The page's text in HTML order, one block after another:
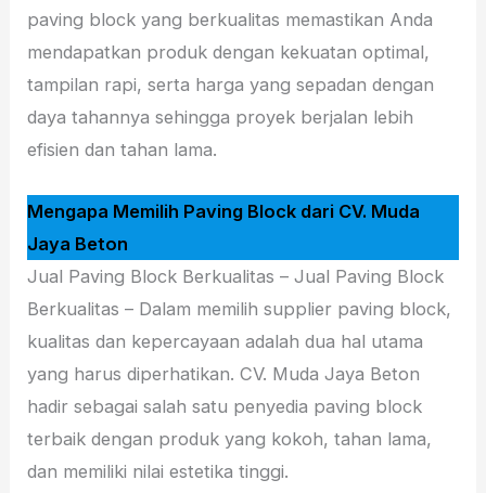
paving block yang berkualitas memastikan Anda
mendapatkan produk dengan kekuatan optimal,
tampilan rapi, serta harga yang sepadan dengan
daya tahannya sehingga proyek berjalan lebih
efisien dan tahan lama.
Mengapa Memilih Paving Block dari CV. Muda
Jaya Beton
Jual Paving Block Berkualitas – Jual Paving Block
Berkualitas – Dalam memilih supplier paving block,
kualitas dan kepercayaan adalah dua hal utama
yang harus diperhatikan. CV. Muda Jaya Beton
hadir sebagai salah satu penyedia paving block
terbaik dengan produk yang kokoh, tahan lama,
dan memiliki nilai estetika tinggi.